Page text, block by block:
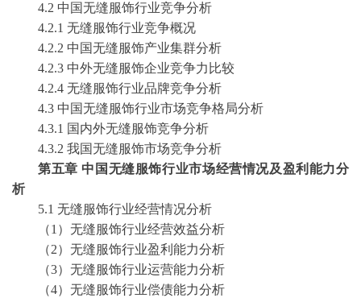
4.2 中国无缝服饰行业竞争分析
4.2.1 无缝服饰行业竞争概况
4.2.2 中国无缝服饰产业集群分析
4.2.3 中外无缝服饰企业竞争力比较
4.2.4 无缝服饰行业品牌竞争分析
4.3 中国无缝服饰行业市场竞争格局分析
4.3.1 国内外无缝服饰竞争分析
4.3.2 我国无缝服饰市场竞争分析
第五章 中国无缝服饰行业市场经营情况及盈利能力分
析
5.1 无缝服饰行业经营情况分析
（1）无缝服饰行业经营效益分析
（2）无缝服饰行业盈利能力分析
（3）无缝服饰行业运营能力分析
（4）无缝服饰行业偿债能力分析